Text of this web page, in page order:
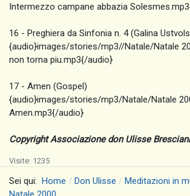
Intermezzo campane abbazia
16 - Preghiera da Sinfonia n. 4 (Galina
{audio}images/stories/mp3//Natale/Natale
non torna piu.mp3{/audio}
17 - Amen (Gospel)
{audio}images/stories/mp3/Natale/Natale
Amen.mp3{/audio}
Copyright Associazione don Ulisse Bresciani
Visite: 1235
Sei qui: Home Don Ulisse Meditazioni in